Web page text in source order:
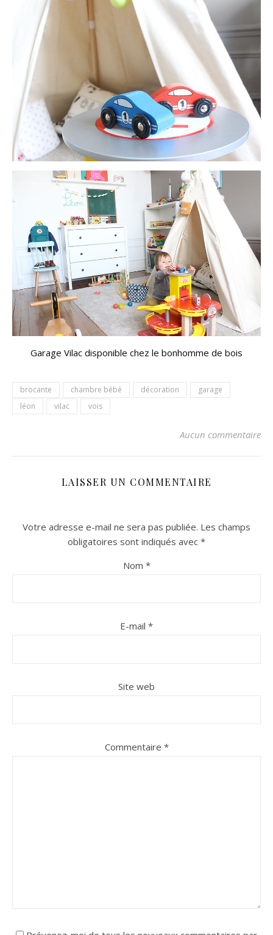
Garage Vilac disponible chez le bonhomme de bois
brocante chambre bébé décoration
garage
léon
vilac vois
Aucun commentaire
LAISSER UN COMMENTAIRE
Votre adresse e-mail ne sera pas publiée. Les champs
obligatoires sont indiqués avec *
Nom *
E-mail *
Site web
Commentaire *